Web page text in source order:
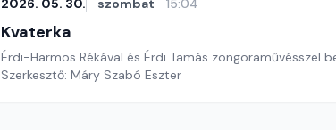
2026. 05. 30. szombat 15:04
Kvaterka
Érdi-Harmos Rékával és Érdi Tamás zongoraművésszel
Szerkesztő: Máry Szabó Eszter